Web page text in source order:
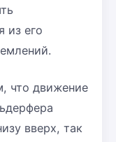
из его
что движение
вверх, так